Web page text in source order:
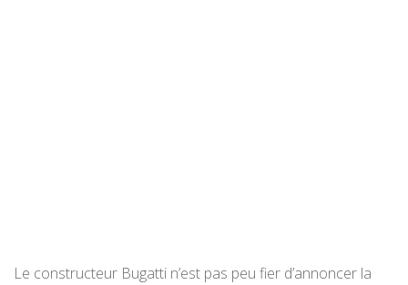
Le constructeur Bugatti n’est pas peu fier d’annoncer la